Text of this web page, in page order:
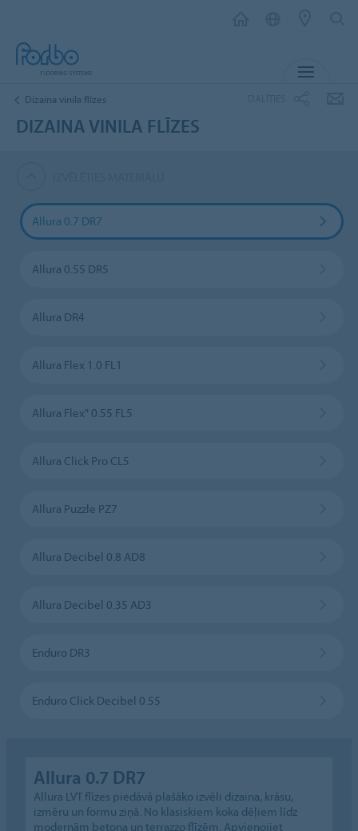
Dizaina vinila flīzes
DIZAINA VINILA FLĪZES
Allura 0.7 DR7
Allura 0.55 DR5
Allura DR4
Allura Flex 1.0 FL1
Allura Flex" 0.55 FL5
Allura Click Pro CL5
Allura Puzzle PZ7
Allura Decibel 0.8 AD8
Allura Decibel 0.35 AD3
Enduro DR3
Enduro Click Decibel 0.55
Allura 0.7 DR7
Allura LVT flīzes piedāvā plašāko izvēli dizaina, krāsu,
izmēru un formu ziņā. No klasiskiem koka dēļiem līdz
modernām betona un terrazzo flīzēm. Apvienojiet